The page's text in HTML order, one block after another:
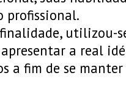
profissional.
utilizou-
a real
a fim de se